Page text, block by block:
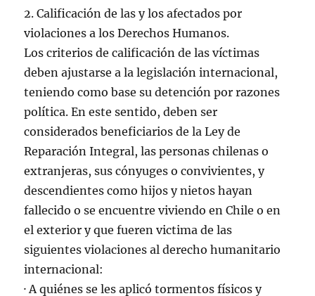
2. Calificación de las y los afectados por
violaciones a los Derechos Humanos.
Los criterios de calificación de las víctimas
deben ajustarse a la legislación internacional,
teniendo como base su detención por razones
política. En este sentido, deben ser
considerados beneficiarios de la Ley de
Reparación Integral, las personas chilenas o
extranjeras, sus cónyuges o convivientes, y
descendientes como hijos y nietos hayan
fallecido o se encuentre viviendo en Chile o en
el exterior y que fueren victima de las
siguientes violaciones al derecho humanitario
internacional:
· A quiénes se les aplicó tormentos físicos y